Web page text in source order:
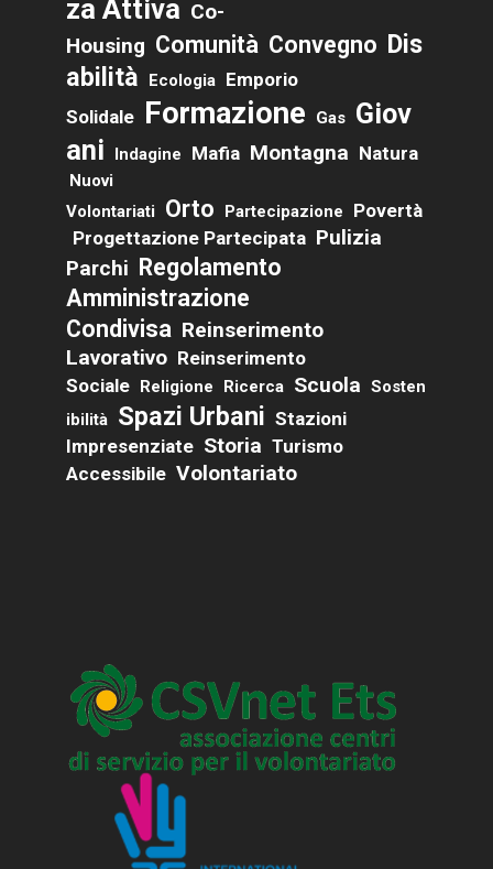
Za Attiva Co-
Housing Comunità Convegno Dis
Abilità
Ecologia Emporio
Solidale Formazione Gas Giov
Ani
Indagine Mafia Montagna Natura
Nuovi
Volontariati Orto Partecipazione
Povertà
Progettazione Partecipata Pulizia
Parchi Regolamento
Amministrazione
Condivisa Reinserimento
Lavorativo Reinserimento
Sociale Religione Ricerca Scuola Sosten
Ibilità Spazi Urbani Stazioni
Impresenziate Storia Turismo
Accessibile Volontariato